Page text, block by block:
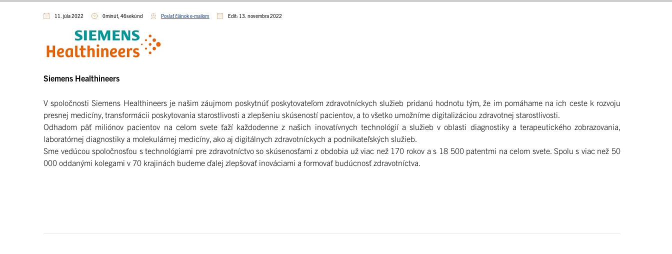
11. júla 2022 0minút, 46sekúnd Poslať článok e-mailom Edit: 13. novembra 2022
Siemens Healthineers
V spoločnosti Siemens Healthineers je našim záujmom poskytnúť poskytovateľom zdravotníckych služieb pridanú hodnotu tým, že im pomáhame na ich ceste k rozvoju
presnej medicíny, transformácii poskytovania starostlivosti a zlepšeniu skúseností pacientov, a to všetko umožníme digitalizáciou zdravotnej starostlivosti.
Odhadom päť miliónov pacientov na celom svete ťaží každodenne z našich inovatívnych technológií a služieb v oblasti diagnostiky a terapeutického zobrazovania,
laboratórnej diagnostiky a molekulárnej medicíny, ako aj digitálnych zdravotníckych a podnikateľských služieb.
Sme vedúcou spoločnosťou s technológiami pre zdravotníctvo so skúsenosťami z obdobia už viac než 170 rokov a s 18 500 patentmi na celom svete. Spolu s viac než 50
000 oddanými kolegami v 70 krajinách budeme ďalej zlepšovať inováciami a formovať budúcnosť zdravotníctva.